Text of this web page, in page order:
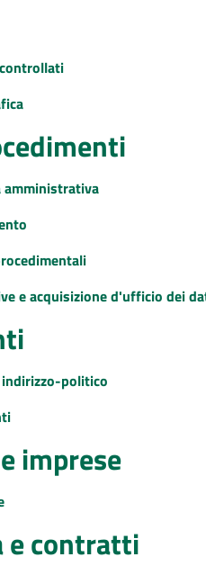
e acquisizione d'ufficio dei
politico
imprese
e contratti